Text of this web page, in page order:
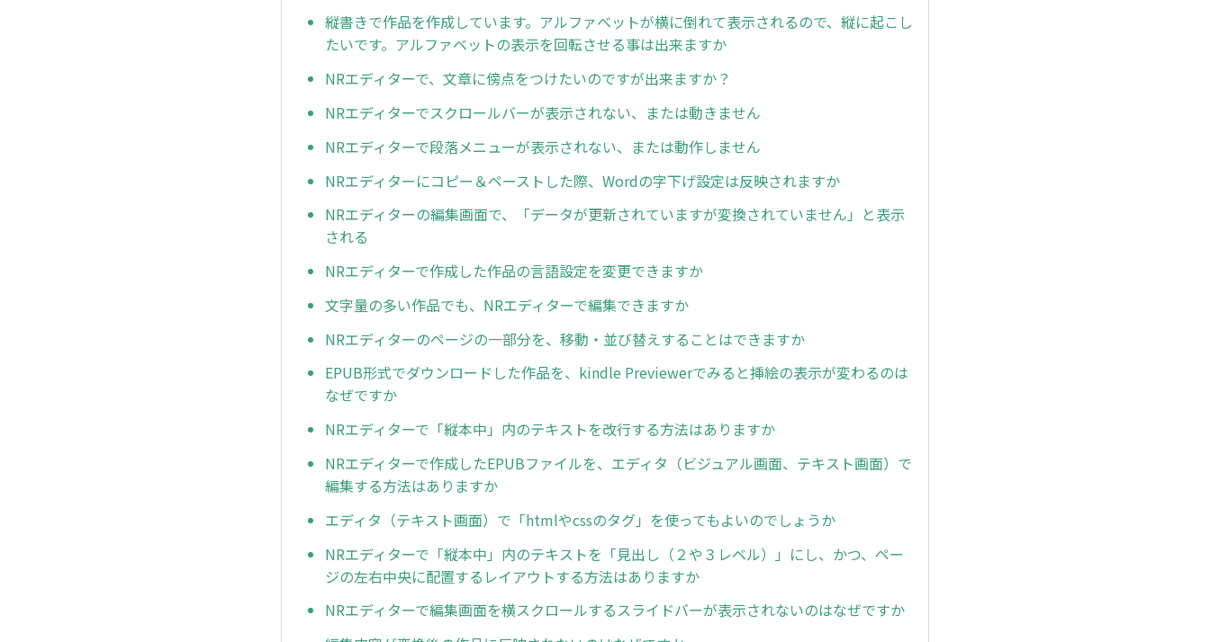
縦書きで作品を作成しています。アルファベットが横に倒れて表示されるので、縦に起こし
たいです。アルファベットの表示を回転させる事は出来ますか
NRエディターで、文章に傍点をつけたいのですが出来ますか？
NRエディターでスクロールバーが表示されない、または動きません
NRエディターで段落メニューが表示されない、または動作しません
NRエディターにコピー＆ペーストした際、Wordの字下げ設定は反映されますか
NRエディターの編集画面で、「データが更新されていますが変換されていません」と表示
される
NRエディターで作成した作品の言語設定を変更できますか
文字量の多い作品でも、NRエディターで編集できますか
NRエディターのページの一部分を、移動・並び替えすることはできますか
EPUB形式でダウンロードした作品を、kindle Previewerでみると挿絵の表示が変わるのは
なぜですか
NRエディターで「縦本中」内のテキストを改行する方法はありますか
NRエディターで作成したEPUBファイルを、エディタ（ビジュアル画面、テキスト画面）で
編集する方法はありますか
エディタ（テキスト画面）で「htmlやcssのタグ」を使ってもよいのでしょうか
NRエディターで「縦本中」内のテキストを「見出し（２や３レベル）」にし、かつ、ペー
ジの左右中央に配置するレイアウトする方法はありますか
NRエディターで編集画面を横スクロールするスライドバーが表示されないのはなぜですか